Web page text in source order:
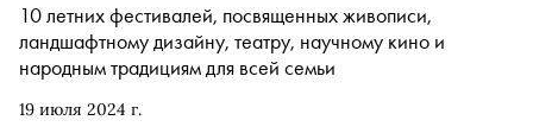
19 июля 2024 г.
10 летних фестивалей, посвященных живописи,
ландшафтному дизайну, театру, научному кино и
народным традициям для всей семьи